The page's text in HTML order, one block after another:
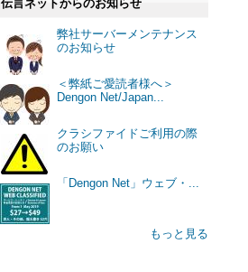
伝言ネットからのお知らせ
弊社サーバーメンテナンス
のお知らせ
＜弊紙ご愛読者様へ＞
Dengon Net/Japan...
クラシファイドご利用の際
のお願い
「Dengon Net」ウェブ・...
もっと見る